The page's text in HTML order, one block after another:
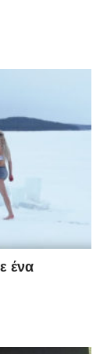
ένα